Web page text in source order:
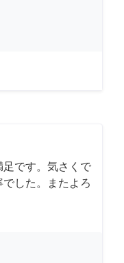
足です。気さくで
した。またよろ